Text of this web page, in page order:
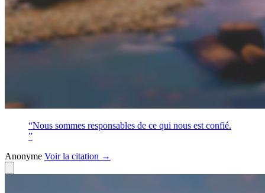
“Nous sommes responsables de ce qui nous est confié.
”
Anonyme Voirla citation →